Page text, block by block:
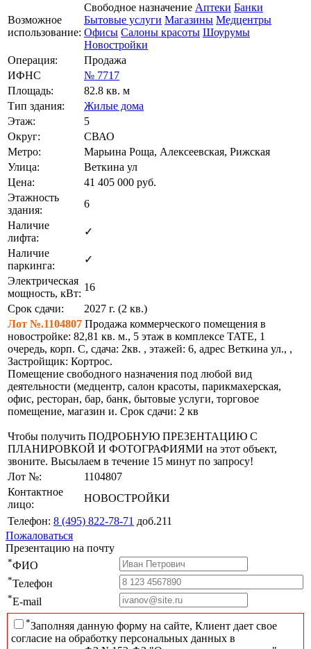
Возможное
использование:
Свободное назначение Аптеки Банки
Бытовые услуги Магазины Медцентры
Офисы Салоны красоты Шоурумы
Новостройки
Операция:
Продажа
ИФНС
№ 7717
Площадь:
82.8 кв. м
Тип здания:
Жилые дома
Этаж:
5
Округ:
СВАО
Метро:
Марьина Роща, Алексеевская, Рижская
Улица:
Веткина ул
Цена:
41 405 000 руб.
Этажность
здания:
6
Наличие
лифта:
✓
Наличие
паркинга:
✓
Электрическая
мощность, кВт:
16
Срок сдачи:
2027 г. (2 кв.)
Лот №.1104807 Продажа коммерческого помещения в
новостройке: 82,81 кв. м., 5 этаж в комплексе TATE, 1
очередь, корп. С, сдача: 2кв. , этажей: 6, адрес Веткина ул., ,
Застройщик: Кортрос.
Помещение свободного назначения под любой вид
деятельности (медцентр, салон красоты, парикмахерская,
офис, ресторан, бар, банк, бытовые услуги, торговое
помещение, магазин и. Срок сдачи: 2 кв
Чтобы получить ПОДРОБНУЮ ПРЕЗЕНТАЦИЮ С
ПЛАНИРОВКОЙ И ФОТОГРАФИЯМИ на этот объект,
звоните. Высылаем в течение 15 минут по запросу!
Лот №:
1104807
Контактное
лицо:
НОВОСТРОЙКИ
Телефон: 8 (495) 822-78-71 доб.211
Пожаловаться
Презентацию на почту
*ФИО
*Телефон
*E-mail
*Заполняя данную форму на сайте, Клиент дает свое
согласие на обработку персональных данных в